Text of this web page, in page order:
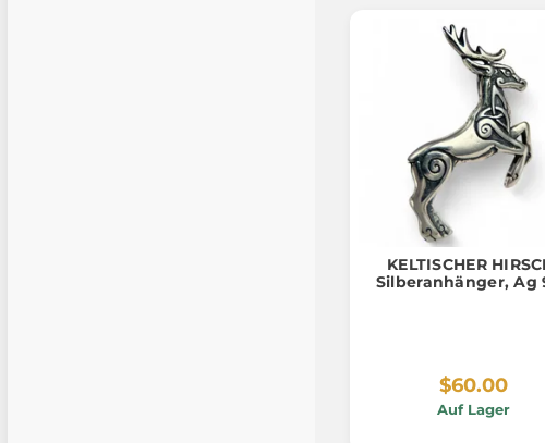
KELTISCHER
Silberanhänger, Ag
$60.00
Auf Lager